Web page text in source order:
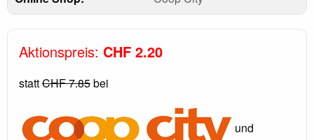
Aktionspreis: CHF 2.20
stattCHF 7.85bei
und